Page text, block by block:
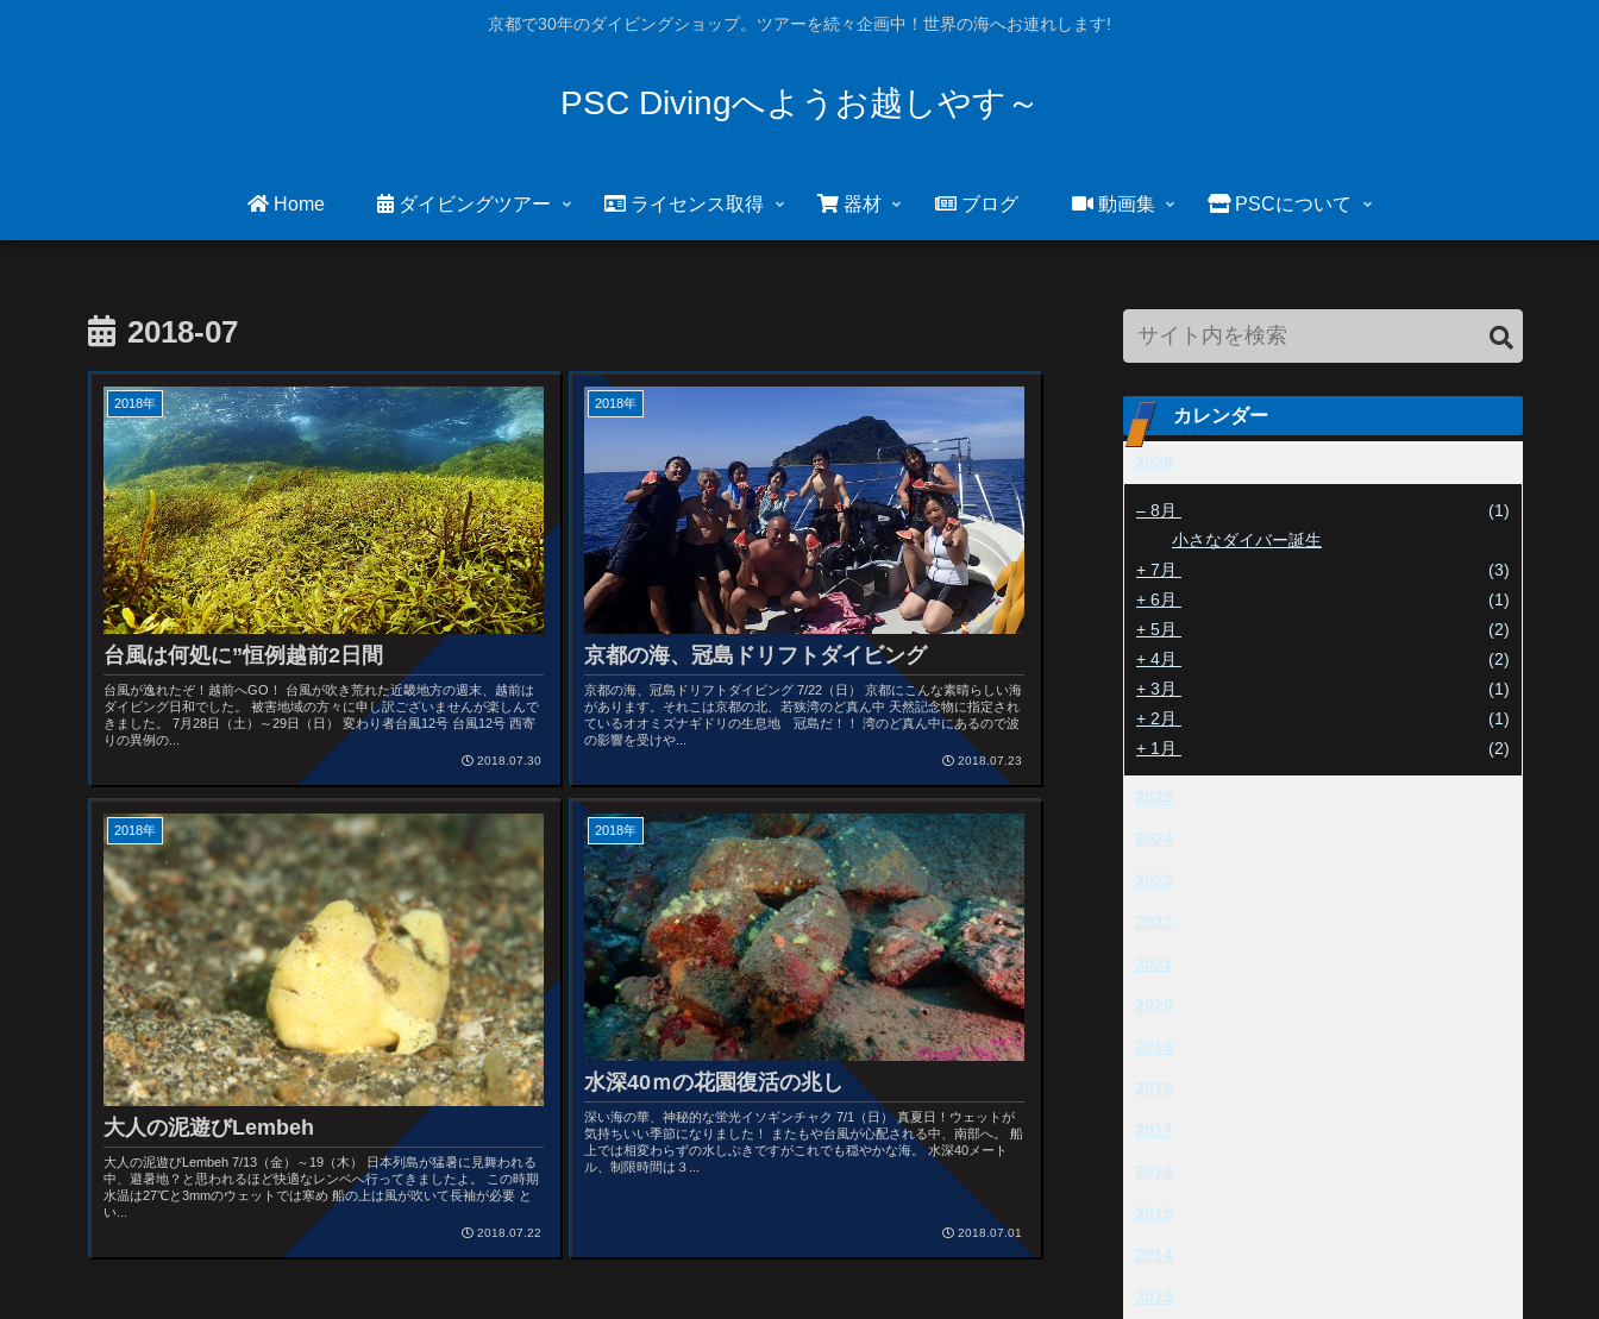
京都で30年のダイビングショップ。ツアーを続々企画中！世界の海へお連れします!
PSC Divingへようお越しやす～
Home ダイビングツアー ライセンス取得 器材 ブログ 動画集 PSCについて
2018-07
2018年
台風は何処に”恒例越前2日間
台風が逸れたぞ！越前へGO！ 台風が吹き荒れた近畿地方の週末、越前は
ダイビング日和でした。 被害地域の方々に申し訳ございませんが楽しんで
きました。 7月28日（土）～29日（日） 変わり者台風12号 台風12号 西寄
りの異例の...
2018.07.30
2018年
京都の海、冠島ドリフトダイビング
京都の海、冠島ドリフトダイビング 7/22（日） 京都にこんな素晴らしい海
があります。それこは京都の北、若狭湾のど真ん中 天然記念物に指定され
ているオオミズナギドリの生息地 冠島だ！！ 湾のど真ん中にあるので波
の影響を受けや...
2018.07.23
2018年
大人の泥遊びLembeh
大人の泥遊びLembeh 7/13（金）～19（木） 日本列島が猛暑に見舞われる
中、避暑地？と思われるほど快適なレンベへ行ってきましたよ。 この時期
水温は27℃と3mmのウェットでは寒め 船の上は風が吹いて長袖が必要 と
い...
2018.07.22
2018年
水深40ｍの花園復活の兆し
深い海の華、神秘的な蛍光イソギンチャク 7/1（日） 真夏日！ウェットが
気持ちいい季節になりました！ またもや台風が心配される中、南部へ。 船
上では相変わらずの水しぶきですがこれでも穏やかな海。 水深40メート
ル、制限時間は３...
2018.07.01
カレンダー
2026
– 8月
(1)
小さなダイバー誕生
+ 7月
(3)
+ 6月
(1)
+ 5月
(2)
+ 4月
(2)
+ 3月
(1)
+ 2月
(1)
+ 1月 (2)
2025
2024
2023
2022
2021
2020
2019
2018
2017
2016
2015
2014
2013